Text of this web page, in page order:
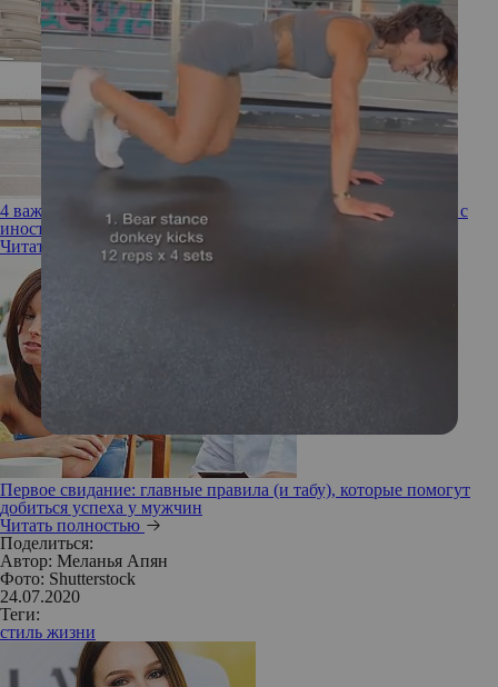
4 важных момента, которые нужно учесть перед свиданием с
иностранцем
Читать полностью
Первое свидание: главные правила (и табу), которые помогут
добиться успеха у мужчин
Читать полностью
Поделиться:
Автор: Меланья Апян
Фото: Shutterstock
24.07.2020
Теги:
стиль жизни